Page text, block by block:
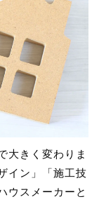
大きく変わりま
イン」「施工技
ウスメーカーと